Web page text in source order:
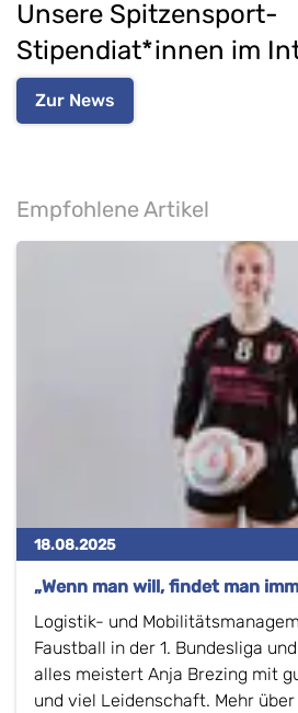
Unsere Spitzensport-
Stipendiat*innen im
Zur News
Empfohlene Artikel
18.08.2025
„Wenn man will, findet man
Logistik- und
Faustball in der 1. Bundesliga
alles meistert Anja Brezing mit
und viel Leidenschaft. Mehr